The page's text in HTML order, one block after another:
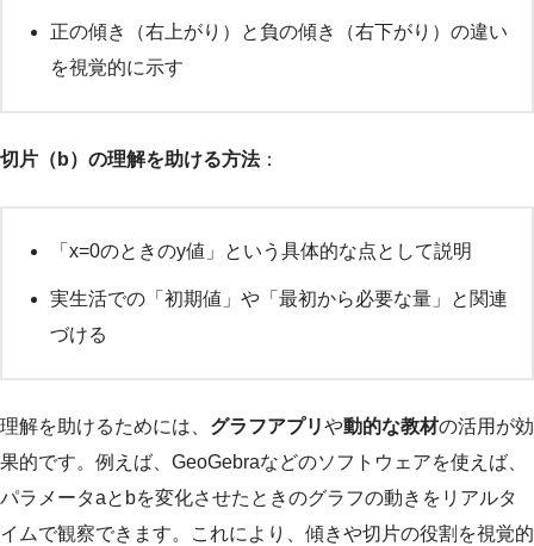
正の傾き（右上がり）と負の傾き（右下がり）の違い
を視覚的に示す
切片（b）の理解を助ける方法：
「x=0のときのy値」という具体的な点として説明
実生活での「初期値」や「最初から必要な量」と関連
づける
理解を助けるためには、 グラフアプリや動的な教材の活用が効
果的です。例えば、GeoGebraなどのソフトウェアを使えば、
パラメータaとbを変化させたときのグラフの動きをリアルタ
イムで観察できます。これにより、傾きや切片の役割を視覚的